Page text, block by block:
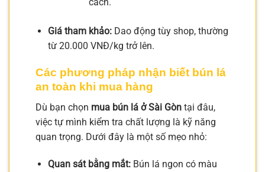
cách.
Giá tham khảo:Dao động tùy shop, thường
từ 20.000 VNĐ/kg trở lên.
Các phương pháp nhận biết bún lá
an toàn khi mua hàng
Dù bạn chọn mua bún lá ở Sài Gòn tại đâu,
việc tự mình kiểm tra chất lượng là kỹ năng
quan trọng. Dưới đây là một số mẹo nhỏ:
Quan sát bằng mắt:Bún lá ngon có màu